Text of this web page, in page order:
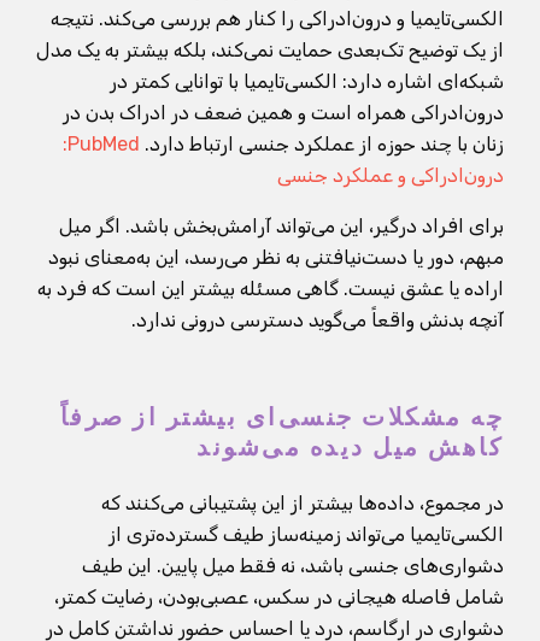
الکسی‌تایمیا و درون‌ادراکی را کنار هم بررسی می‌کند. نتیجه
از یک توضیح تک‌بعدی حمایت نمی‌کند، بلکه بیشتر به یک مدل
شبکه‌ای اشاره دارد: الکسی‌تایمیا با توانایی کمتر در
درون‌ادراکی همراه است و همین ضعف در ادراک بدن در
زنان با چند حوزه از عملکرد جنسی ارتباط دارد.
PubMed:
درون‌ادراکی و عملکرد جنسی
برای افراد درگیر، این می‌تواند آرامش‌بخش باشد. اگر میل
مبهم، دور یا دست‌نیافتنی به نظر می‌رسد، این به‌معنای نبود
اراده یا عشق نیست. گاهی مسئله بیشتر این است که فرد به
آنچه بدنش واقعاً می‌گوید دسترسی درونی ندارد.
چه مشکلات جنسی‌ای بیشتر از صرفاً
کاهش میل دیده می‌شوند
در مجموع، داده‌ها بیشتر از این پشتیبانی می‌کنند که
الکسی‌تایمیا می‌تواند زمینه‌ساز طیف گسترده‌تری از
دشواری‌های جنسی باشد، نه فقط میل پایین. این طیف
شامل فاصله هیجانی در سکس، عصبی‌بودن، رضایت کمتر،
دشواری در ارگاسم، درد یا احساس حضور نداشتن کامل در